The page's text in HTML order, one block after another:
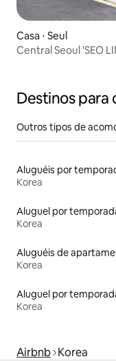
Casa ⋅ Seul
Central Seoul 'SEO
Destinos para
Outros tipos de
Korea
Korea
Aluguéis de
Korea
Korea
Airbnb Korea